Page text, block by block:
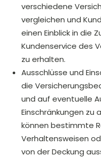
verschiedene
vergleichen und
einen Einblick in die
Kundenservice des
zu erhalten.
Ausschlüsse und
die
und auf eventuelle
Einschränkungen zu
können bestimmte
Verhaltensweisen
von der Deckung